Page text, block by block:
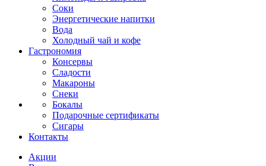
Соки
Энергетические напитки
Вода
Холодный чай и кофе
Гастрономия
Консервы
Сладости
Макароны
Снеки
Бокалы
Подарочные сертификаты
Сигары
Контакты
Акции